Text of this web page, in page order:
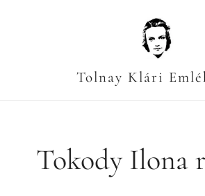
Tolnay Klári
Tokody Ilona